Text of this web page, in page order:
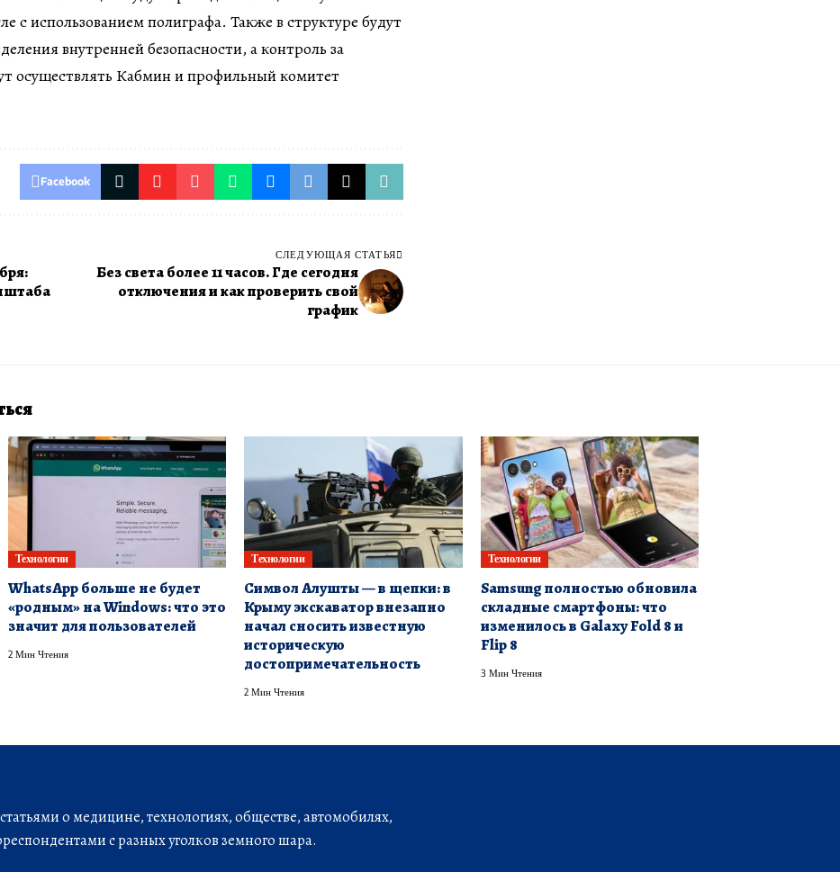
с использованием полиграфа. Также в структуре будут
внутренней безопасности, а контроль за
осуществлять Кабмин и профильный комитет
Facebook
СЛЕДУЮЩАЯ СТАТЬЯ
Без света более 11 часов. Где сегодня
отключения и как проверить свой
график
Технологии
WhatsApp больше не будет
«родным» на Windows: что это
значит для пользователей
2 Мин Чтения
Технологии
Символ Алушты — в щепки: в
Крыму экскаватор внезапно
начал сносить известную
историческую
достопримечательность
2 Мин Чтения
Технологии
Samsung полностью обновила
складные смартфоны: что
изменилось в Galaxy Fold 8 и
Flip 8
3 Мин Чтения
о медицине, технологиях, обществе, автомобилях,
с разных уголков земного шара.